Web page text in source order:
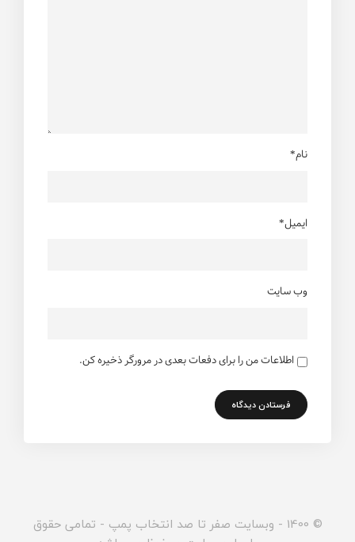
نام*
ایمیل*
وب سایت
اطلاعات من را برای دفعات بعدی در مرورگر ذخیره کن.
© 1400 - وبسایت صفر تا صد انتخاب پمپ - تمامی حقوق